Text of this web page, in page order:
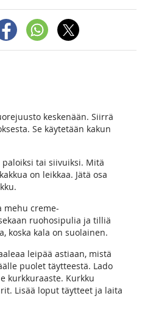
keskenään. Siirrä
Se käytetään kakun
paloiksi tai siivuiksi. Mitä
on leikkaa. Jätä osa
mehu creme-
ruohosipulia ja tilliä
koska kala on suolainen.
leipää astiaan, mistä
puolet täytteestä. Lado
kurkkuraaste. Kurkku
Lisää loput täytteet ja laita